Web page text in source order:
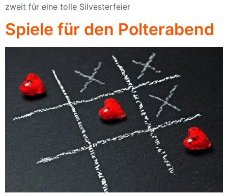
zweit für eine tolle Silvesterfeier
Spiele für den Polterabend